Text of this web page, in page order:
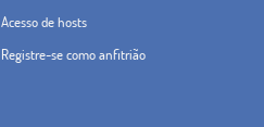
Acesso de hosts
Registre-se como anfitrião